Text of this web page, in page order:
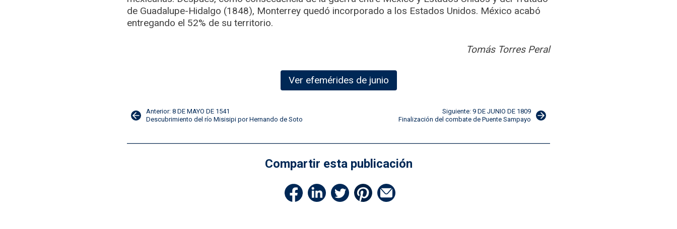
de Guadalupe-Hidalgo (1848), Monterrey quedó incorporado a los Estados Unidos. México acabó
entregando el 52% de su territorio.
Tomás Torres Peral
Ver efemérides de junio
Navegación
Anterior: 8 DE MAYO DE 1541
Descubrimiento del río Misisipi por Hernando de Soto
Siguiente: 9 DE JUNIO DE 1809
Finalización del combate de Puente Sampayo
Compartir esta publicación